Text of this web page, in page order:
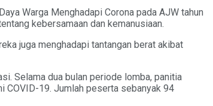
Warga Menghadapi Corona pada AJW tahun
kebersamaan dan kemanusiaan.
juga menghadapi tantangan berat akibat
Selama dua bulan periode lomba, panitia
COVID-19. Jumlah peserta sebanyak 94